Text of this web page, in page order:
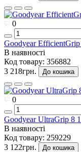
0
Goodyear
В наявності
Код товару: 356882
3 218грн.
До кошика
0
Goodyear UltraGrip 8
В наявності
Код товару: 259229
3 122грн.
До кошика